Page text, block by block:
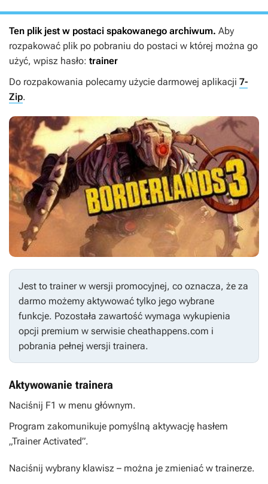
Ten plik jest w postaci spakowanego archiwum. Aby
rozpakować plik po pobraniu do postaci w której można go
użyć, wpisz hasło: trainer
Do rozpakowania polecamy użycie darmowej aplikacji 7-
Zip.
Jest to trainer w wersji promocyjnej, co oznacza, że za
darmo możemy aktywować tylko jego wybrane
funkcje. Pozostała zawartość wymaga wykupienia
opcji premium w serwisie cheathappens.com i
pobrania pełnej wersji trainera.
Aktywowanie trainera
Naciśnij F1 w menu głównym.
Program zakomunikuje pomyślną aktywację hasłem
„Trainer Activated”.
Naciśnij wybrany klawisz – można je zmieniać w trainerze.